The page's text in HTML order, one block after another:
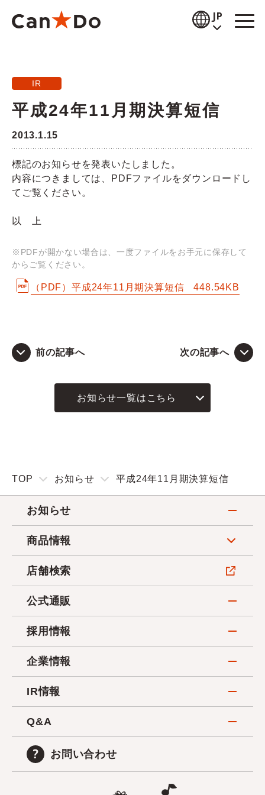
JP
お知らせ
商品情報
公式通販
IR情報
Q&A
IR
平成24年11月期決算短信
2013.1.15
標記のお知らせを発表いたしました。
内容につきましては、PDFファイルをダウンロードし
てご覧ください。
以 上
※PDFが開かない場合は、一度ファイルをお手元に保存して
からご覧ください。
（PDF）平成24年11月期決算短信 448.54KB
前の記事へ 次の記事へ
お知らせ一覧はこちら
TOP お知らせ 平成24年11月期決算短信
お知らせ
商品情報
店舗検索
公式通販
採用情報
企業情報
IR情報
Q&A
お問い合わせ